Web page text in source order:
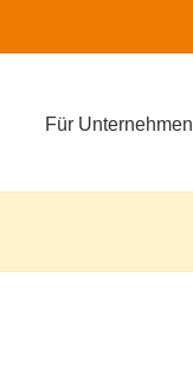
Für Unternehmen